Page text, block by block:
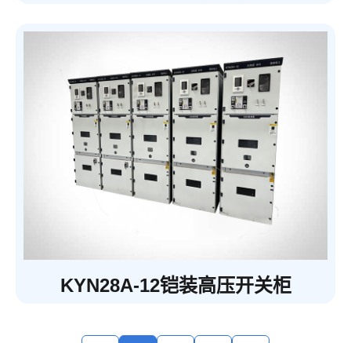
KYN28A-12铠装高压开关柜